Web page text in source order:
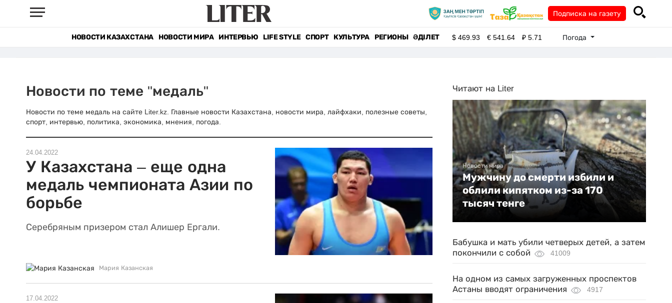
Подписка на газету
НОВОСТИ КАЗАХСТАНА НОВОСТИ МИРА ИНТЕРВЬЮ LIFE STYLE СПОРТ КУЛЬТУРА РЕГИОНЫ ӘДІЛЕТ $469.93 €541.64 ₽5.71 Погода
Новости по теме "медаль"
Новости по теме медаль на сайте Liter.kz. Главные новости Казахстана, новости мира, лайфхаки, полезные советы,
спорт, интервью, политика, экономика, мнения, погода.
24.04.2022
У Казахстана – еще одна
медаль чемпионата Азии по
борьбе
Серебряным призером стал Алишер Ергали.
Мария Казанская
17.04.2022
Читают на Liter
Новости мира
Мужчину до смерти избили и
облили кипятком из-за 170
тысяч тенге
Бабушка и мать убили четверых детей, а затем
покончили с собой
41009
На одном из самых загруженных проспектов
Астаны вводят ограничения
4917